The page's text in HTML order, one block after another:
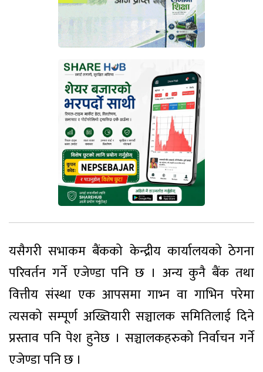
यसैगरी सभाकम बैंकको केन्द्रीय कार्यालयको ठेगना
परिवर्तन गर्ने एजेण्डा पनि छ । अन्य कुनै बैंक तथा
वित्तीय संस्था एक आपसमा गाभ्न वा गाभिन परेमा
त्यसको सम्पूर्ण अख्तियारी सञ्चालक समितिलाई दिने
प्रस्ताव पनि पेश हुनेछ । सञ्चालकहरुको निर्वाचन गर्ने
एजेण्डा पनि छ ।